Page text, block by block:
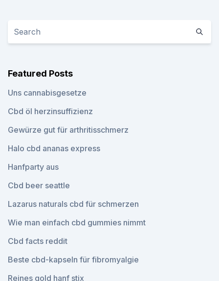
Featured Posts
Uns cannabisgesetze
Cbd öl herzinsuffizienz
Gewürze gut für arthritisschmerz
Halo cbd ananas express
Hanfparty aus
Cbd beer seattle
Lazarus naturals cbd für schmerzen
Wie man einfach cbd gummies nimmt
Cbd facts reddit
Beste cbd-kapseln für fibromyalgie
Reines gold hanf stix